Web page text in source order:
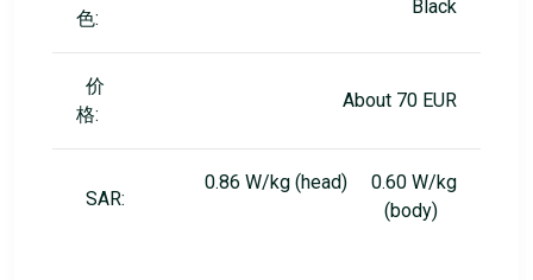
色:
Black
价
格:
About 70 EUR
SAR:
0.86 W/kg (head) 0.60 W/kg
(body)